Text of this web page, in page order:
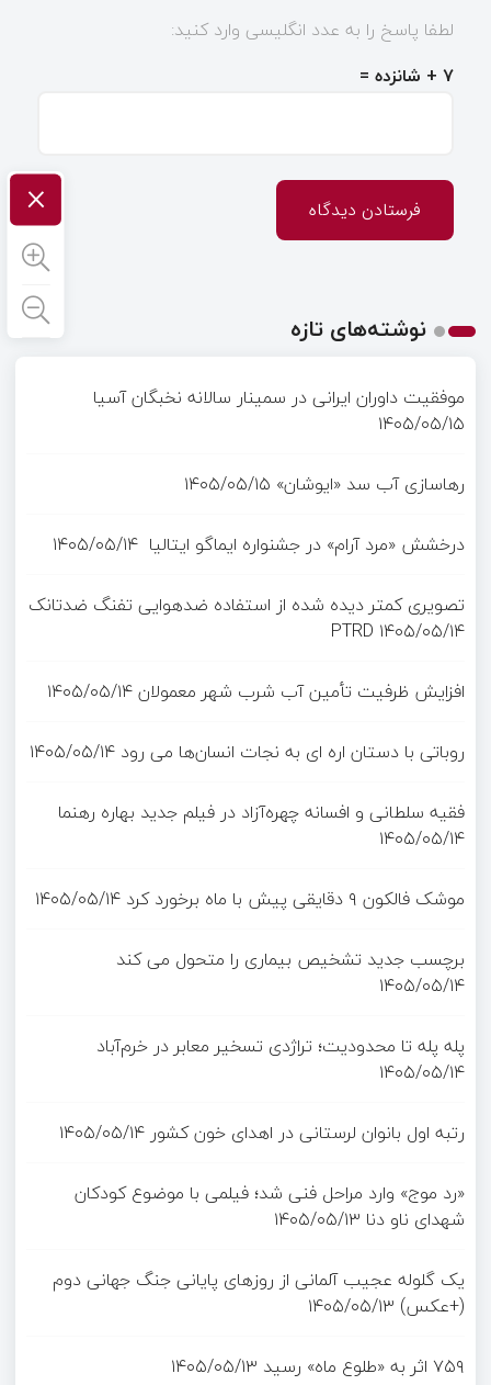
لطفا پاسخ را به عدد انگلیسی وارد کنید:
۷ + شانزده =
نوشته‌های تازه
موفقیت داوران ایرانی در سمینار سالانه نخبگان آسیا
۱۴۰۵/۰۵/۱۵
رهاسازی آب سد «ایوشان» ۱۴۰۵/۰۵/۱۵
درخشش «مرد آرام» در جشنواره ایماگو ایتالیا ۱۴۰۵/۰۵/۱۴
تصویری کمتر دیده شده از استفاده ضدهوایی تفنگ ضدتانک
PTRD ۱۴۰۵/۰۵/۱۴
افزایش ظرفیت تأمین آب شرب شهر معمولان۱۴۰۵/۰۵/۱۴
روباتی با دستان اره ای به نجات انسان‌ها می رود ۱۴۰۵/۰۵/۱۴
فقیه سلطانی و افسانه چهره‌آزاد در فیلم جدید بهاره رهنما
۱۴۰۵/۰۵/۱۴
موشک فالکون ۹ دقایقی پیش با ماه برخورد کرد
۱۴۰۵/۰۵/۱۴
برچسب جدید تشخیص بیماری را متحول می کند
۱۴۰۵/۰۵/۱۴
پله پله تا محدودیت؛ تراژدی تسخیر معابر در خرم‌آباد
۱۴۰۵/۰۵/۱۴
رتبه اول بانوان لرستانی در اهدای خون کشور ۱۴۰۵/۰۵/۱۴
«رد موج» وارد مراحل فنی شد؛ فیلمی با موضوع کودکان
شهدای ناو دنا ۱۴۰۵/۰۵/۱۳
یک گلوله عجیب آلمانی از روزهای پایانی جنگ جهانی دوم
(+عکس) ۱۴۰۵/۰۵/۱۳
۷۵۹ اثر به «طلوع ماه» رسید
۱۴۰۵/۰۵/۱۳
×